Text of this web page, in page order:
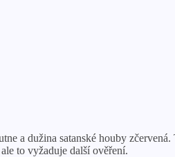
a dužina satanské houby
to vyžaduje další ověření.